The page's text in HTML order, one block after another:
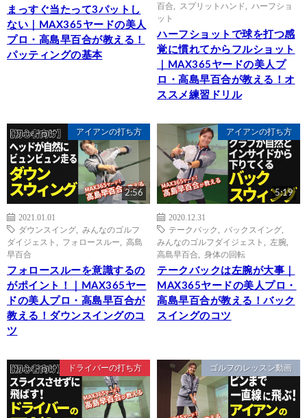
まっすぐ当たって3パットし
ない｜MAX365ヤードの美人
プロ・高島早百合が教える！
パッティングの基本
百合
スプリットハンド
ハーフショ
ット
ハーフショットで球を打つ感
覚に慣れてからフルショット
｜MAX365ヤードの美人プ
ロ・高島早百合が教える！オ
ススメ練習ドリル
アイアンの打ち方
2:56
2021.01.01
ダウンスイング
みんなのゴルフ
ダイジェスト
フォロースルー
高島
早百合
フォロースルーを意識するの
がポイント！｜MAX365ヤー
ドの美人プロ・高島早百合が
教える！ダウンスイングのコ
ツ
アイアンの打ち方
5:19
2020.12.31
テークバック
バックスイング
みんなのゴルフダイジェスト
左腕
高島早百合
身体の回転
テークバックは左腕が大事｜
MAX365ヤードの美人プロ・
高島早百合が教える！バック
スイングのコツ
ドライバーの打ち方 ゴルフのレッスン動画